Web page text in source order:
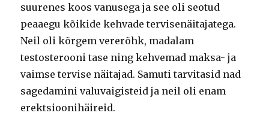
suurenes koos vanusega ja see oli seotud
peaaegu kõikide kehvade tervisenäitajatega.
Neil oli kõrgem vererõhk, madalam
testosterooni tase ning kehvemad maksa- ja
vaimse tervise näitajad. Samuti tarvitasid nad
sagedamini valuvaigisteid ja neil oli enam
erektsioonihäireid.